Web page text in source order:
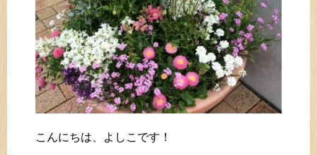
こんにちは、よしこです！